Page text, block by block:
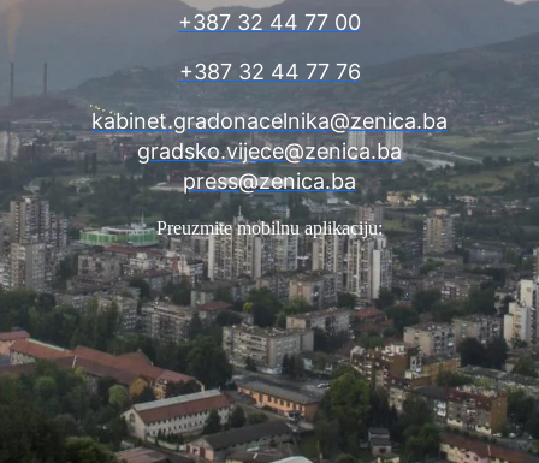
+387 32 44 77 00
+387 32 44 77 76
kabinet.gradonacelnika@zenica.ba
gradsko.vijece@zenica.ba
press@zenica.ba
Preuzmite mobilnu aplikaciju: